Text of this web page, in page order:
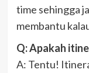
time sehingga
membantu
Q: Apakah
A: Tentu!